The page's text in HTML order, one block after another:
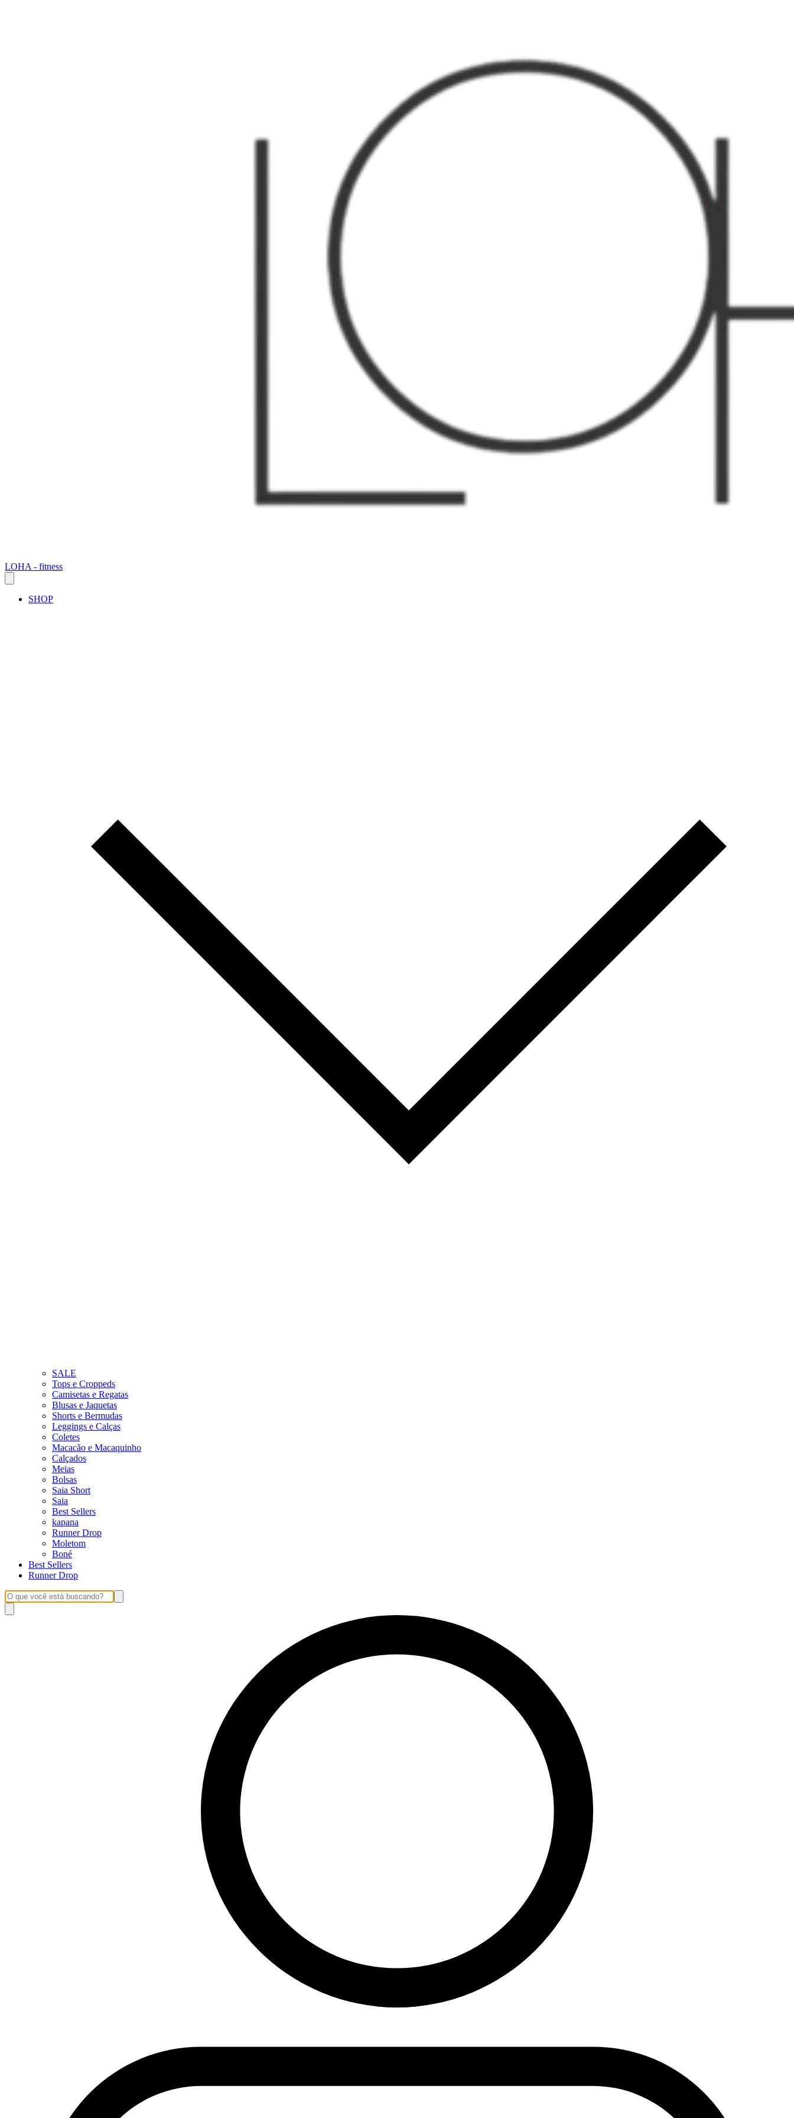
LOHA - fitness
SHOP
SALE
Tops e Croppeds
Camisetas e Regatas
Blusas e Jaquetas
Shorts e Bermudas
Leggings e Calças
Coletes
Macacão e Macaquinho
Calçados
Meias
Bolsas
Saia Short
Saia
Best Sellers
kapana
Runner Drop
Moletom
Boné
Best Sellers
Runner Drop